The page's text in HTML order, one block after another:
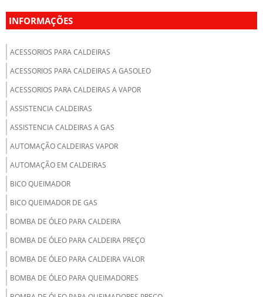
INFORMAÇÕES
ACESSORIOS PARA CALDEIRAS
ACESSORIOS PARA CALDEIRAS A GASOLEO
ACESSORIOS PARA CALDEIRAS A VAPOR
ASSISTENCIA CALDEIRAS
ASSISTENCIA CALDEIRAS A GAS
AUTOMAÇÃO CALDEIRAS VAPOR
AUTOMAÇÃO EM CALDEIRAS
BICO QUEIMADOR
BICO QUEIMADOR DE GAS
BOMBA DE ÓLEO PARA CALDEIRA
BOMBA DE ÓLEO PARA CALDEIRA PREÇO
BOMBA DE ÓLEO PARA CALDEIRA VALOR
BOMBA DE ÓLEO PARA QUEIMADORES